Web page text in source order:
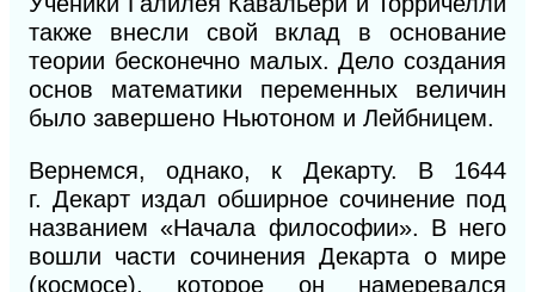
также внесли свой вклад в основание
теории бесконечно малых. Дело создания
основ математики переменных величин
было завершено Ньютоном и Лейбницем.
Вернемся, однако, к Декарту. В 1644
г. Декарт издал обширное сочинение под
названием «Начала философии». В него
вошли части сочиненияДекарта о мире
(космосе), которое он намеревался